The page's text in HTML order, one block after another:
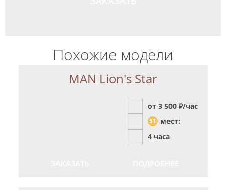
Похожие модели
MAN Lion's Star
от 3 500 ₽/час
51
мест:
4 часа